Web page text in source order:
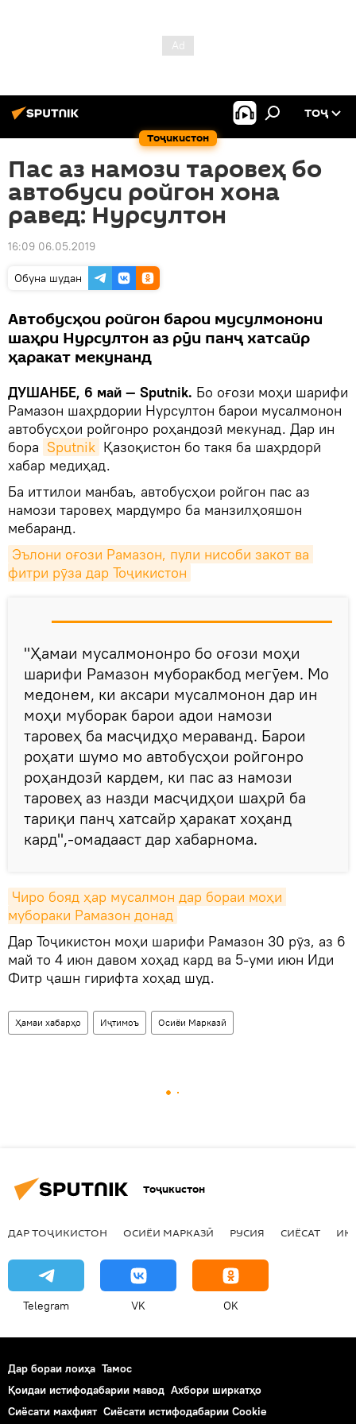
Тоҷикистон
ТОҶ
Пас аз намози таровеҳ бо
автобуси ройгон хона
равед: Нурсултон
16:09 06.05.2019
Обуна шудан
Автобусҳои ройгон барои мусулмонони
шаҳри Нурсултон аз рӯи панҷ хатсайр
ҳаракат мекунанд
ДУШАНБЕ, 6 май — Sputnik. Бо оғози моҳи шарифи
Рамазон шаҳрдории Нурсултон барои мусалмонон
автобусҳои ройгонро роҳандозӣ мекунад. Дар ин
бора Sputnik Қазоқистон бо такя ба шаҳрдорӣ
хабар медиҳад.
Ба иттилои манбаъ, автобусҳои ройгон пас аз
намози таровеҳ мардумро ба манзилҳояшон
мебаранд.
Эълони оғози Рамазон, пули нисоби закот ва
фитри рӯза дар Тоҷикистон
"Ҳамаи мусалмононро бо оғози моҳи
шарифи Рамазон муборакбод мегӯем. Мо
медонем, ки аксари мусалмонон дар ин
моҳи муборак барои адои намози
таровеҳ ба масҷидҳо мераванд. Барои
роҳати шумо мо автобусҳои ройгонро
роҳандозӣ кардем, ки пас аз намози
таровеҳ аз назди масҷидҳои шаҳрӣ ба
тариқи панҷ хатсайр ҳаракат хоҳанд
кард",-омадааст дар хабарнома.
Чиро бояд ҳар мусалмон дар бораи моҳи
мубораки Рамазон донад
Дар Тоҷикистон моҳи шарифи Рамазон 30 рӯз, аз 6
май то 4 июн давом хоҳад кард ва 5-уми июн Иди
Фитр ҷашн гирифта хоҳад шуд.
Ҳамаи хабарҳо Иҷтимоъ Осиёи Марказӣ
Тоҷикистон
ДАР ТОҶИКИСТОН ОСИЁИ МАРКАЗӢ РУСИЯ СИЁСАТ
Telegram VK OK
Дар бораи лоиҳа Тамос
Қоидаи истифодабарии мавод Ахбори ширкатҳо
Сиёсати махфият Сиёсати истифодабарии Cookie